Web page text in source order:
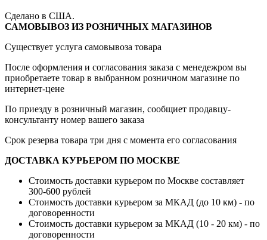
Сделано в США.
САМОВЫВОЗ ИЗ РОЗНИЧНЫХ МАГАЗИНОВ
Существует услуга самовывоза товара
После оформления и согласования заказа с менедежром вы
приобретаете товар в выбранном розничном магазине по
интернет-цене
По приезду в розничный магазин, сообщиет продавцу-
консультанту номер вашего заказа
Срок резерва товара три дня с момента его согласования
ДОСТАВКА КУРЬЕРОМ ПО МОСКВЕ
Стоимость доставки курьером по Москве составляет
300-600 рублей
Стоимость доставки курьером за МКАД (до 10 км) - по
договоренности
Стоимость доставки курьером за МКАД (10 - 20 км) - по
договоренности